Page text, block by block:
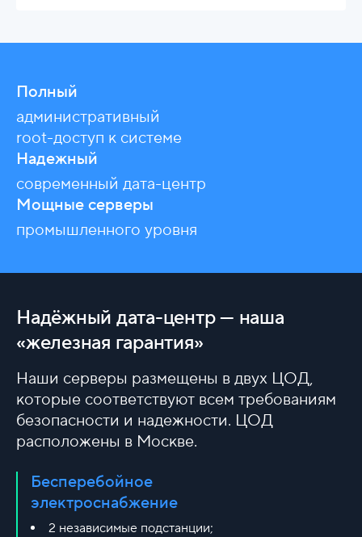
Полный
административный
root-доступ к системе
Надежный
современный дата-центр
Мощные серверы
промышленного уровня
Надёжный дата-центр — наша
«железная гарантия»
Наши серверы размещены в двух ЦОД,
которые соответствуют всем требованиям
безопасности и надежности. ЦОД
расположены в Москве.
Бесперебойное
электроснабжение
2 независимые подстанции;